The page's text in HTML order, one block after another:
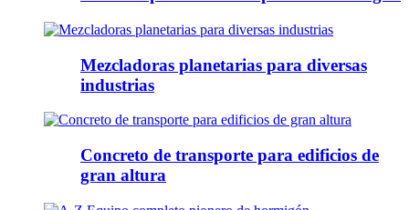
Mezcladoras planetarias para diversas
industrias
Concreto de transporte para edificios de
gran altura